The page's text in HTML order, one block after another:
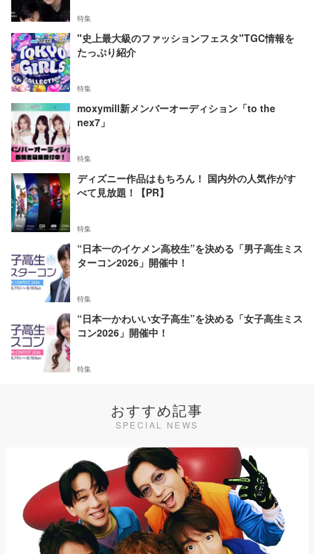
特集
"史上最大級のファッションフェスタ"TGC情報を
たっぷり紹介
特集
moxymill新メンバーオーディション「to the
nex7」
特集
ディズニー作品はもちろん！ 国内外の人気作がす
べて見放題！【PR】
特集
“日本一のイケメン高校生”を決める「男子高生ミス
ターコン2026」開催中！
特集
“日本一かわいい女子高生”を決める「女子高生ミス
コン2026」開催中！
特集
おすすめ記事
SPECIAL NEWS